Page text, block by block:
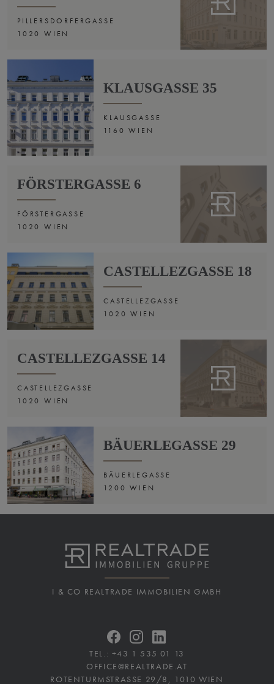
PILLERSDORFERGASSE
1020 WIEN
KLAUSGASSE 35
KLAUSGASSE
1160 WIEN
FÖRSTERGASSE 6
FÖRSTERGASSE
1020 WIEN
CASTELLEZGASSE 18
CASTELLEZGASSE
1020 WIEN
CASTELLEZGASSE 14
CASTELLEZGASSE
1020 WIEN
BÄUERLEGASSE 29
BÄUERLEGASSE
1200 WIEN
I & CO REALTRADE IMMOBILIEN GMBH
TEL.: +43 1 535 01 13
OFFICE@REALTRADE.AT
ROTENTURMSTRASSE 29/8, 1010 WIEN